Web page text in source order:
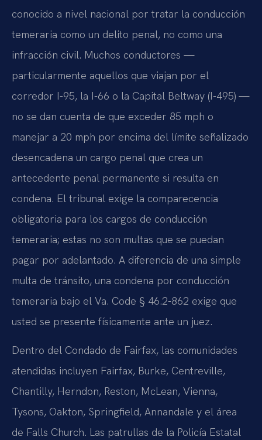
conocido a nivel nacional por tratar la conducción
temeraria como un delito penal, no como una
infracción civil. Muchos conductores —
particularmente aquellos que viajan por el
corredor I-95, la I-66 o la Capital Beltway (I-495) —
no se dan cuenta de que exceder 85 mph o
manejar a 20 mph por encima del límite señalizado
desencadena un cargo penal que crea un
antecedente penal permanente si resulta en
condena. El tribunal exige la comparecencia
obligatoria para los cargos de conducción
temeraria; estas no son multas que se puedan
pagar por adelantado. A diferencia de una simple
multa de tránsito, una condena por conducción
temeraria bajo el Va. Code § 46.2-862 exige que
usted se presente físicamente ante un juez.
Dentro del Condado de Fairfax, las comunidades
atendidas incluyen Fairfax, Burke, Centreville,
Chantilly, Herndon, Reston, McLean, Vienna,
Tysons, Oakton, Springfield, Annandale y el área
de Falls Church. Las patrullas de la Policía Estatal